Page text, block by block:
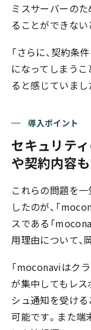
ミスサーバーの
ることができない
「さらに、契約条
になってしまう
ると感じていまし
導入ポイント
セキュリテ
や契約内容
これらの問題を
したのが、「
スである「
用理由について、
「moconaviはク
が集中してもレ
シュ通知を受け
可能です。また